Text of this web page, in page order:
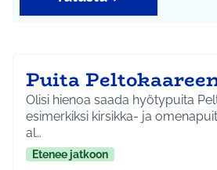
Puita
Olisi hienoa saada hyötypuita
esimerkiksi kirsikka- ja
al…
Etenee jatkoon